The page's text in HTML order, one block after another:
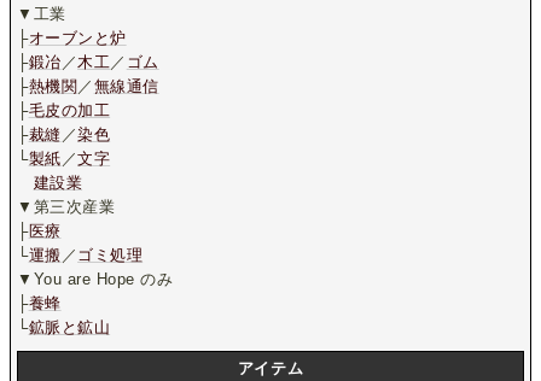
▼工業
├オーブンと炉
├鍛冶 ／ 木工 ／ ゴム
├熱機関 ／ 無線通信
├毛皮の加工
├裁縫 ／染色
└製紙 ／文字
建設業
▼第三次産業
├医療
└運搬 ／ ゴミ処理
▼You are Hope のみ
├養蜂
└鉱脈と鉱山
アイテム